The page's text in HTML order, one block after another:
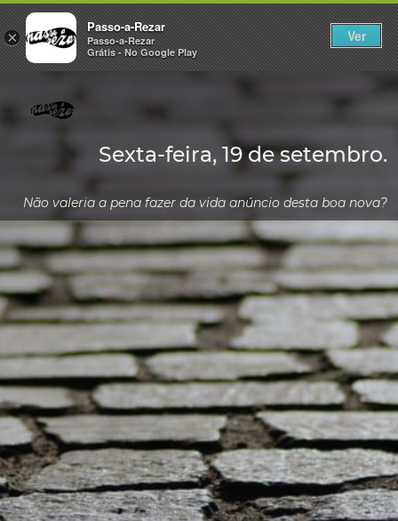
×
Passo-a-Rezar
Passo-a-Rezar
Grátis - No Google Play
Ver
Sexta-feira, 19 de setembro.
Não valeria a pena fazer da vida anúncio desta boa nova?